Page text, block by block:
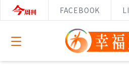
FACEBOOK
Open menu